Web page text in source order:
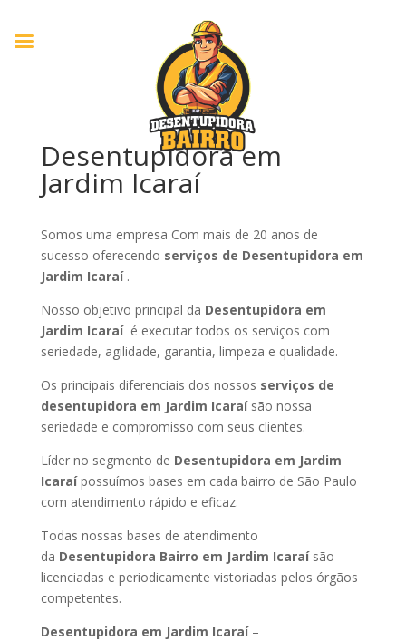
Desentupidora em
Jardim Icaraí
Somos uma empresa Com mais de 20 anos de
sucesso oferecendo serviços de Desentupidora em
Jardim Icaraí .
Nosso objetivo principal da Desentupidora em
Jardim Icaraí é executar todos os serviços com
seriedade, agilidade, garantia, limpeza e qualidade.
Os principais diferenciais dos nossos serviços de
desentupidora em Jardim Icaraísão nossa
seriedade e compromisso com seus clientes.
Líder no segmento de Desentupidora em Jardim
Icaraípossuímos bases em cada bairro de São Paulo
com atendimento rápido e eficaz.
Todas nossas bases de atendimento
da Desentupidora Bairro em Jardim Icaraí são
licenciadas e periodicamente vistoriadas pelos órgãos
competentes.
Desentupidora em Jardim Icaraí –